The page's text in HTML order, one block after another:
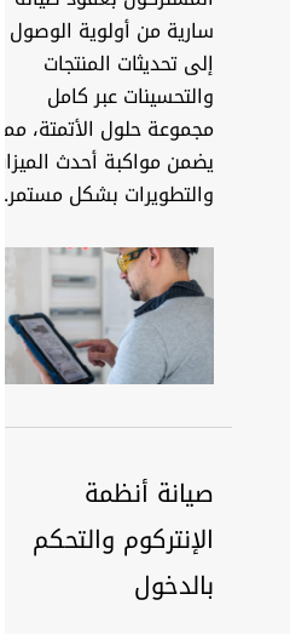
سارية من أولوية الوصول
إلى تحديثات المنتجات
والتحسينات عبر كامل
مجموعة حلول الأتمتة، مما
يضمن مواكبة أحدث الميزات
والتطويرات بشكل مستمر.
صيانة أنظمة
الإنتركوم والتحكم
بالدخول